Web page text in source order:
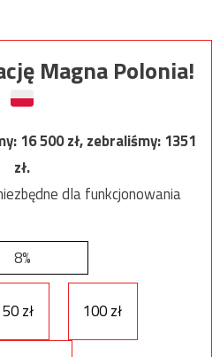
Magna Polonia!
16 500zł, zebraliśmy:1351
zł.
dla funkcjonowania
8%
50 zł 100 zł